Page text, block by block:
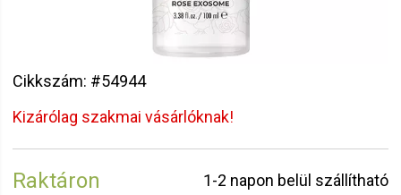
Cikkszám: #54944
Kizárólag szakmai vásárlóknak!
Raktáron 1-2 napon belül szállítható